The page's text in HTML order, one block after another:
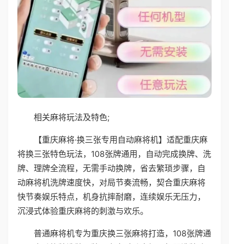
相关麻将玩法及特色;
【重庆麻将·换三张专用自动麻将机】适配重庆麻
将换三张特色玩法，108张牌通用，自动完成换牌、洗
牌、理牌全流程，无需手动换牌，省去繁琐步骤，自
动麻将机洗牌速度快，对局节奏流畅，契合重庆麻将
快节奏娱乐特点，机身抗摔耐磨，连续娱乐无压力，
沉浸式体验重庆麻将的刺激与欢乐。
普通麻将机专为重庆换三张麻将打造，108张牌通